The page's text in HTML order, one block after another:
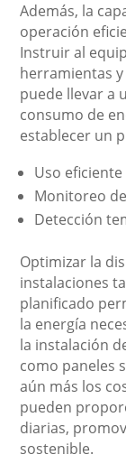
Además, la
operación
Instruir al
herramientas
puede llevar a
consumo de
establecer un
Uso
Monitoreo
Detección
Optimizar la
instalaciones
planificado
la energía
la instalación
como paneles
aún más los
pueden
diarias,
sostenible.